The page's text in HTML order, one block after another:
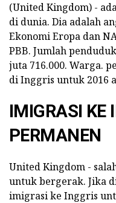
(United Kingdom) -
di dunia. Dia adalah
Ekonomi Eropa dan
PBB. Jumlah
juta 716.000. Warga.
di Inggris untuk 2016
IMIGRASI KE
PERMANEN
United Kingdom -
untuk bergerak. Jika
imigrasi ke Inggris